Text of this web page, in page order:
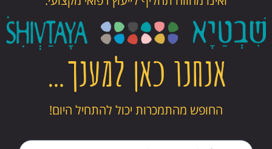
אנחנו כאן למענך…
החופש מהתמכרות יכול להתחיל היום!